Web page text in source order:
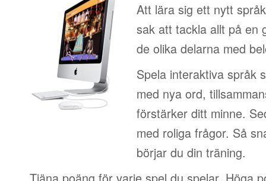
Att lära sig ett nytt
sak att tackla allt på en
de olika delarna med
Spela interaktiva språk
med nya ord,
förstärker ditt minne.
med roliga frågor. Så
börjar du din träning.